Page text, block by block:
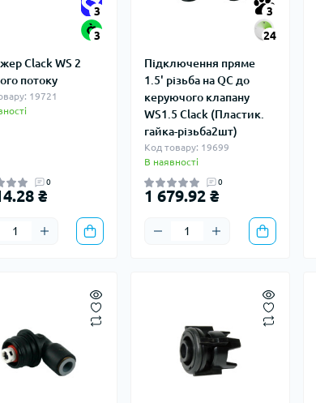
3
3
Clack WS 2
потоку
19721
0
₴
3
24
Підключення пряме
1.5' різьба на QC до
керуючого клапану
WS1.5 Clack (Пластик.
гайка-різьба2шт)
Код товару: 19699
В наявності
0
1 679.92 ₴